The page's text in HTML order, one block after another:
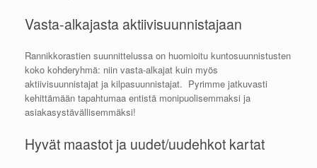
Vasta-alkajasta aktiivisuunnistajaan
Rannikkorastien suunnittelussa on huomioitu kuntosuunnistusten
koko kohderyhmä: niin vasta-alkajat kuin myös
aktiivisuunnistajat ja kilpasuunnistajat. Pyrimme jatkuvasti
kehittämään tapahtumaa entistä monipuolisemmaksi ja
asiakasystävällisemmäksi!
Hyvät maastot ja uudet/uudehkot kartat